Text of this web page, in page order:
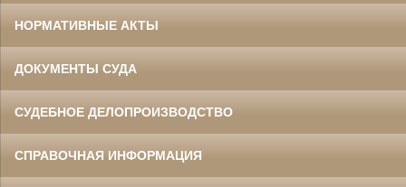
НОРМАТИВНЫЕ АКТЫ
ДОКУМЕНТЫ СУДА
СУДЕБНОЕ ДЕЛОПРОИЗВОДСТВО
СПРАВОЧНАЯ ИНФОРМАЦИЯ